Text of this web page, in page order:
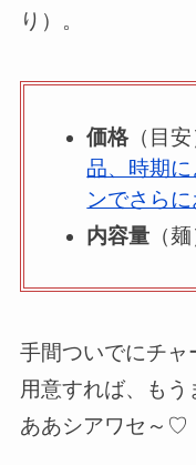
り）。
価格（目
品、時期
ンでさら
内容量 （
手間ついでにチャ
用意すれば、もう
ああシアワセ～♡